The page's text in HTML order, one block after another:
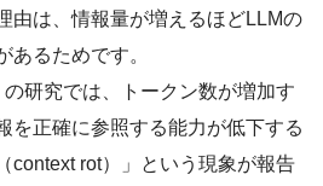
由は、情報量が増えるほどLLMの
あるためです。
研究では、トークン数が増加す
を正確に参照する能力が低下する
context rot）」という現象が報告